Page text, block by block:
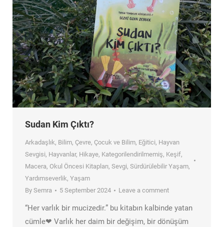
Sudan Kim Çıktı?
Arkadaşlık, Bilim, Çevre, Çocuk ve Bilim, Eğitici, Hayvan
Sevgisi, Hayvanlar, Hikaye, Kategorilendirilmemiş, Keşif,
Macera, Okul Öncesi Kitapları, Sevgi, Sürdürülebilir Yaşam,
Yardımseverlik, Yaşam
By Semra 5 September 2024 Leave a comment
“Her varlık bir mucizedir.” bu kitabın kalbinde yatan
cümle❤ Varlık her daim bir değişim, bir dönüşüm